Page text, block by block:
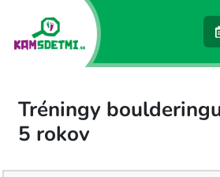
Tréningy
5 rokov